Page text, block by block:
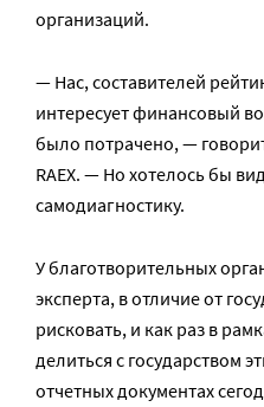
организаций.
— Нас, составителей
интересует финансовый
было потрачено, —
RAEX. — Но хотелось бы
самодиагностику.
У благотворительных
эксперта, в отличие от
рисковать, и как раз в
делиться с государством
отчетных документах